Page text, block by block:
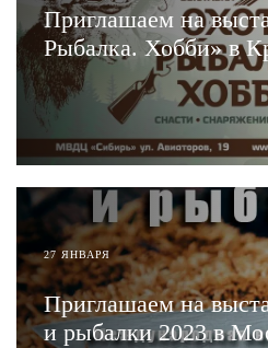
Приглашаем на
27 ЯНВАРЯ
Приглашаем на
и рыбалки 2023 в